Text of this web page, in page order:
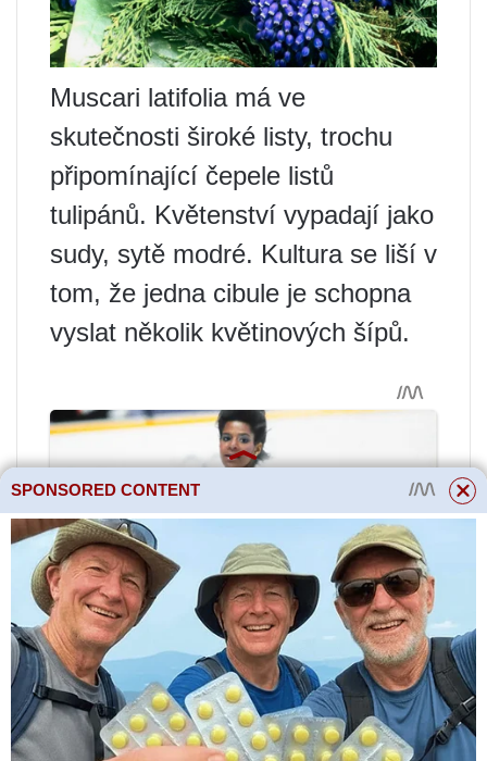
Muscari latifolia má ve
skutečnosti široké listy, trochu
připomínající čepele listů
tulipánů. Květenství vypadají jako
sudy, sytě modré. Kultura se liší v
tom, že jedna cibule je schopna
vyslat několik květinových šípů.
SPONSORED CONTENT